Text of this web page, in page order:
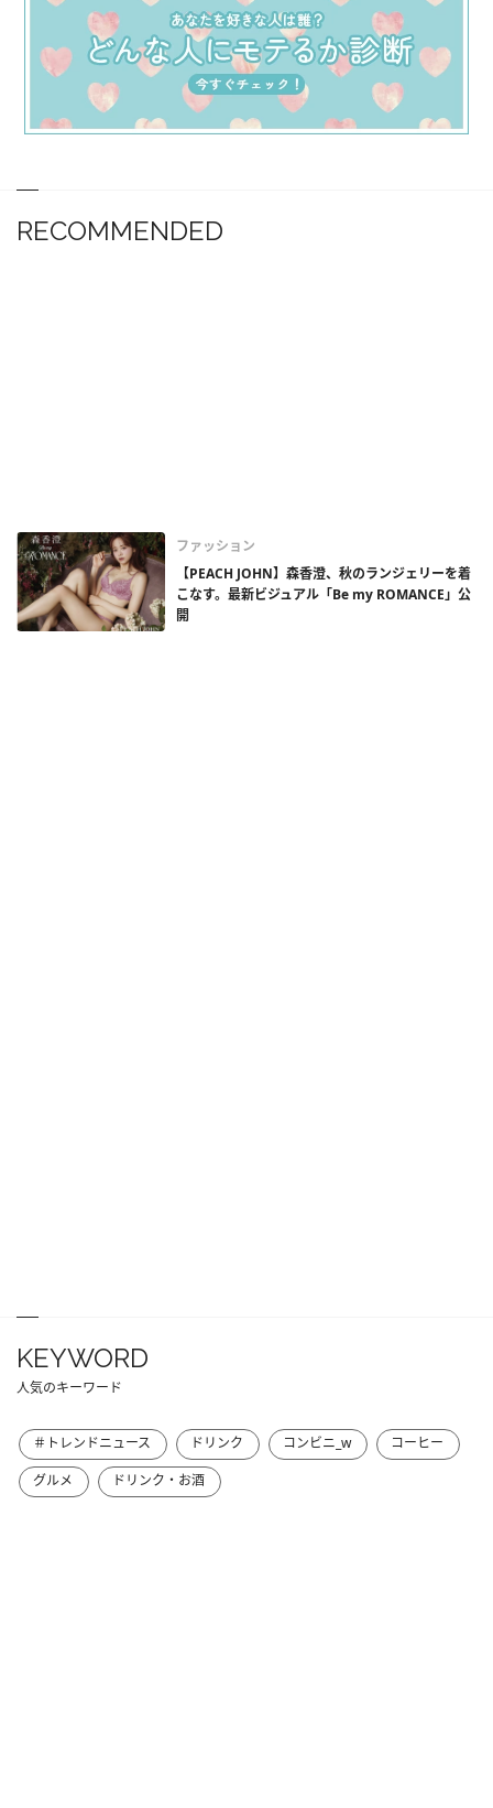
RECOMMENDED
ファッション
【PEACH JOHN】森香澄、秋のランジェリーを着
こなす。最新ビジュアル「Be my ROMANCE」公
開
KEYWORD
人気のキーワード
＃トレンドニュース ドリンク コンビニ_w
コーヒー
グルメ
ドリンク・お酒